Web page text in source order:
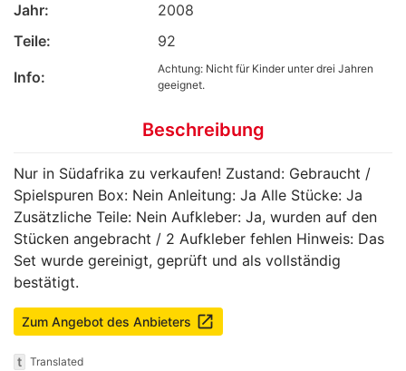
Jahr:
2008
Teile:
92
Info:
Achtung: Nicht für Kinder unter drei Jahren
geeignet.
Beschreibung
Nur in Südafrika zu verkaufen! Zustand: Gebraucht /
Spielspuren Box: Nein Anleitung: Ja Alle Stücke: Ja
Zusätzliche Teile: Nein Aufkleber: Ja, wurden auf den
Stücken angebracht / 2 Aufkleber fehlen Hinweis: Das
Set wurde gereinigt, geprüft und als vollständig
bestätigt.
Zum Angebot des Anbieters launch
t Translated